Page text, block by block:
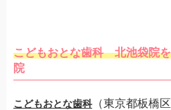
こどもおとな歯科 北池袋院を
院
こどもおとな歯科（東京都板橋区